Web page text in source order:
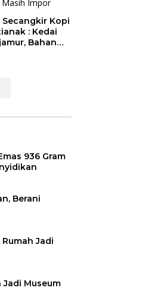
Secangkir Kopi
: Kedai
Bahan
936 Gram
Berani
Jadi
Jadi Museum